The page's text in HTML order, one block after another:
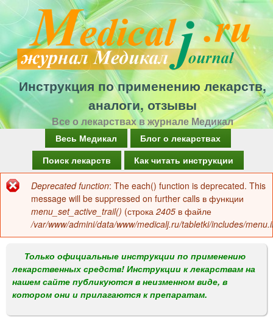
Перейти
к
основному
содержанию
Инструкция по применению лекарств,
аналоги, отзывы
Все о лекарствах в журнале Медикал
а
в
о
м
е
н
Весь Медикал
Блог о лекарствах
Поиск лекарств
Как читать инструкции
Сообщение
об
ошибке
Deprecated function: The each() function is deprecated. This
message will be suppressed on further calls в функции
menu_set_active_trail() (строка 2405 в файле
/var/www/admini/data/www/medicalj.ru/tabletki/includes/
Только официальные инструкции по применению
лекарственных средств! Инструкции к лекарствам на
нашем сайте публикуются в неизменном виде, в
котором они и прилагаются к препаратам.